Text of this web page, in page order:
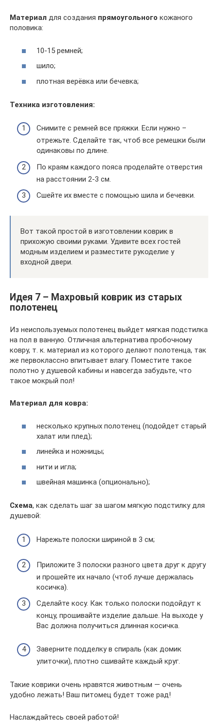
Материал для создания прямоугольного кожаного
половика:
10-15 ремней;
шило;
плотная верёвка или бечевка;
Техника изготовления:
Снимите с ремней все пряжки. Если нужно –
отрежьте. Сделайте так, чтоб все ремешки были
одинаковы по длине.
По краям каждого пояса проделайте отверстия
на расстоянии 2-3 см.
Сшейте их вместе с помощью шила и бечевки.
Вот такой простой в изготовлении коврик в
прихожую своими руками. Удивите всех гостей
модным изделием и разместите рукоделие у
входной двери.
Идея 7 – Махровый коврик из старых
полотенец
Из неиспользуемых полотенец выйдет мягкая подстилка
на пол в ванную. Отличная альтернатива пробочному
ковру, т. к. материал из которого делают полотенца, так
же первоклассно впитывает влагу. Поместите такое
полотно у душевой кабины и навсегда забудьте, что
такое мокрый пол!
Материал для ковра:
несколько крупных полотенец (подойдет старый
халат или плед);
линейка и ножницы;
нити и игла;
швейная машинка (опционально);
Схема, как сделать шаг за шагом мягкую подстилку для
душевой:
Нарежьте полоски шириной в 3 см;
Приложите 3 полоски разного цвета друг к другу
и прошейте их начало (чтоб лучше держалась
косичка).
Сделайте косу. Как только полоски подойдут к
концу, прошивайте изделие дальше. На выходе у
Вас должна получиться длинная косичка.
Заверните подделку в спираль (как домик
улиточки), плотно сшивайте каждый круг.
Такие коврики очень нравятся животным — очень
удобно лежать! Ваш питомец будет тоже рад!
Наслаждайтесь своей работой!